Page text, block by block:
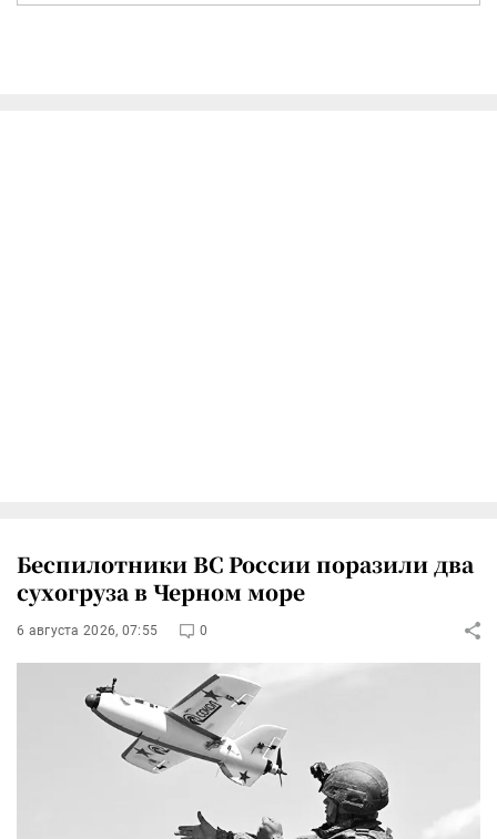
Беспилотники ВС России поразили два
сухогруза в Черном море
6 августа 2026, 07:55 0